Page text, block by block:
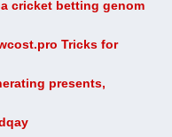
cricket betting genom
Tricks for
presents,